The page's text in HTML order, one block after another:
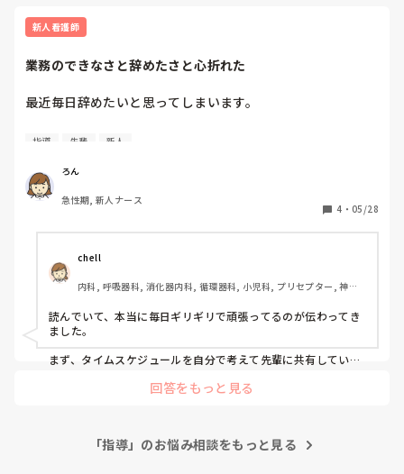
要な内容を選べるよう支援するとよいと思います。
新人看護師
業務のできなさと辞めたさと心折れた
最近毎日辞めたいと思ってしまいます。
自分なりに考えて、タイムスケジュール組んで朝先輩に伝え
もっと考えないと」って言われて顔ないです。
考えて行動して、マルチタスクを並行できなくて、「なんで
そんなに時間かかるの？」と言われる始末です。
われて、自分の仕事の遅さに痛感しました。その後何度も言
われました。なんで時間かかるの?と
また、ストレッチャーのブレーキがうまくかからず聞きに行
こうと離れた瞬間に「ブレーキは？！ブレーキかけないでな
んでその場から離れるの?！」と言われて、思わず萎縮して
しまいました()
患者の安全確保が全くできてないから任せられないと言われ
休憩も返上して自分の業務してたのに、「終わってないなら
指導 先輩 新人
ろん
急性期, 新人ナース
4 ・ 05/28
chell
内科, 呼吸器科, 消化器内科, 循環器科, 小児科, プリセプター, 神経
読んでいて、本当に毎日ギリギリで頑張ってるのが伝わってき
ました。
まず、タイムスケジュールを自分で考えて先輩に共有していた
こと、それって“何も考えてない人”の行動ではないと思いま
折れます…。
回答をもっと見る
「指導」のお悩み相談をもっと見る